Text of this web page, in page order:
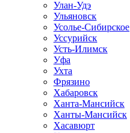
Улан-Удэ
Ульяновск
Усолье-Сибирское
Уссурийск
Усть-Илимск
Уфа
Ухта
Фрязино
Хабаровск
Ханта-Мансийск
Ханты-Мансийск
Хасавюрт